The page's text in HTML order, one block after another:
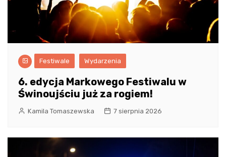
Festiwale Wydarzenia
6. edycja Markowego Festiwalu w
Świnoujściu już za rogiem!
Kamila Tomaszewska 7 sierpnia 2026